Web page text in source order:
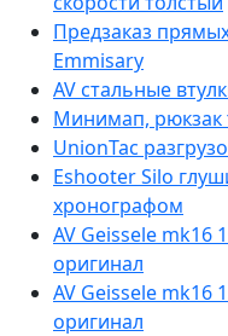
Предзаказ
Emmisary
AV стальные
Минимап, рюкзак
UnionTac
Eshooter Silo
хронографом
AV Geissele mk16
оригинал
AV Geissele mk16
оригинал